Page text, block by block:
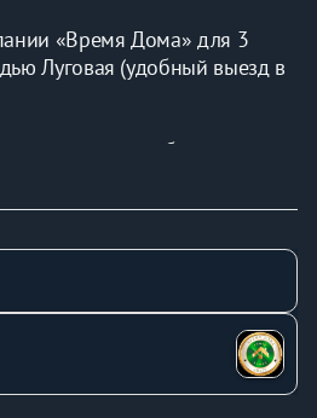
«Время Дома» для 3
Луговая (удобный выезд в
идеальный выбор для
приятного проживания.
ТВ, холодильник, плита,
утюг, водонагреватель.
белье, полотенца, средства
шампунь, гель для душа,